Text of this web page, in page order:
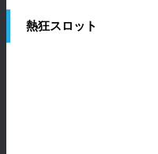
熱狂スロット